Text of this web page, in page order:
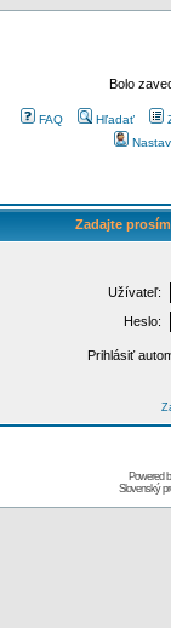
Bolo
FAQ Hľadať
Zadajte
Užívateľ:
Heslo:
Prihlásiť
Powered
Slovenský